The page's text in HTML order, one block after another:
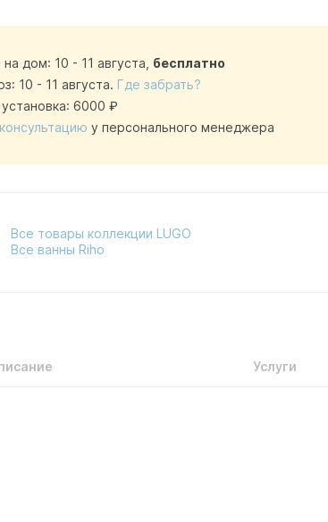
дом: 10 - 11 августа, бесплатно
10 - 11 августа. Где забрать?
6000 ₽
у персонального менеджера
Все товары коллекции LUGO
Все ванны Riho
Услуги